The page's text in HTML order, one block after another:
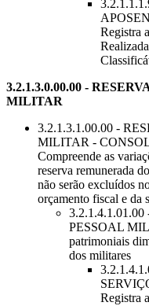
Registra
3.2.1.3.0.00.00 -
MILITAR
3.2.1.3.1.00.00 -
MILITAR -
Compreende as
reserva remunerada
não serão excluídos
orçamento fiscal e da
PESSOAL
patrimoniais
dos militares
Registra